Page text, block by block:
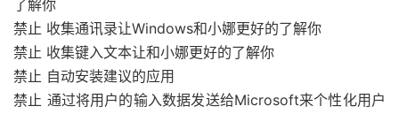
了解你
禁止 收集通讯录让Windows和小娜更好的了解你
禁止 收集键入文本让和小娜更好的了解你
禁止 自动安装建议的应用
禁止 通过将用户的输入数据发送给Microsoft来个性化用户